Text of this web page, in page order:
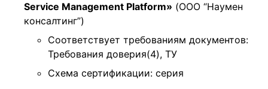
Service Management Platform» (ООО “Наумен
консалтинг”)
Соответствует требованиям документов:
Требования доверия(4), ТУ
Схема сертификации: серия